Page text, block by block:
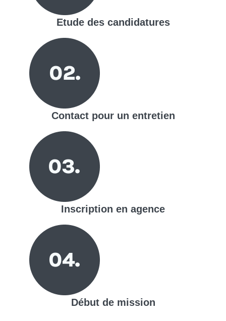
Etude des candidatures
Contact pour un entretien
Inscription en agence
Début de mission